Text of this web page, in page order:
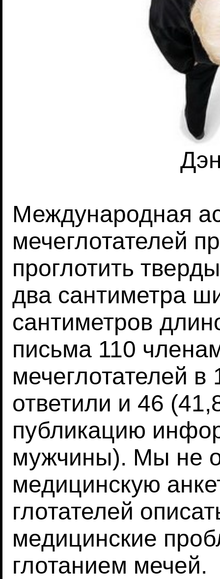
Международная
мечеглотателей
проглотить
два сантиметра
сантиметров
письма 110
мечеглотателей в
ответили и 46
публикацию
мужчины). Мы не
медицинскую
глотателей
медицинские
глотанием мечей.